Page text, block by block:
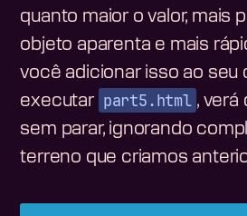
quanto maior o valor, mais
objeto aparenta e mais
você adicionar isso ao seu
executar part5.html , verá
sem parar, ignorando
terreno que criamos